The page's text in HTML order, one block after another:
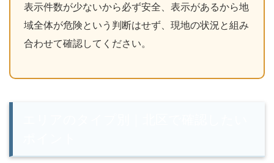
表示件数が少ないから必ず安全、表示があるから地
域全体が危険という判断はせず、現地の状況と組み
合わせて確認してください。